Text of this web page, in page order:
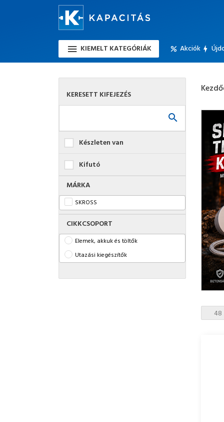
KIEMELT KATEGÓRIÁK Akciók
KERESETT KIFEJEZÉS
Készleten van
Kifutó
MÁRKA
SKROSS
CIKKCSOPORT
Elemek, akkuk és töltők
Utazási kiegészítők